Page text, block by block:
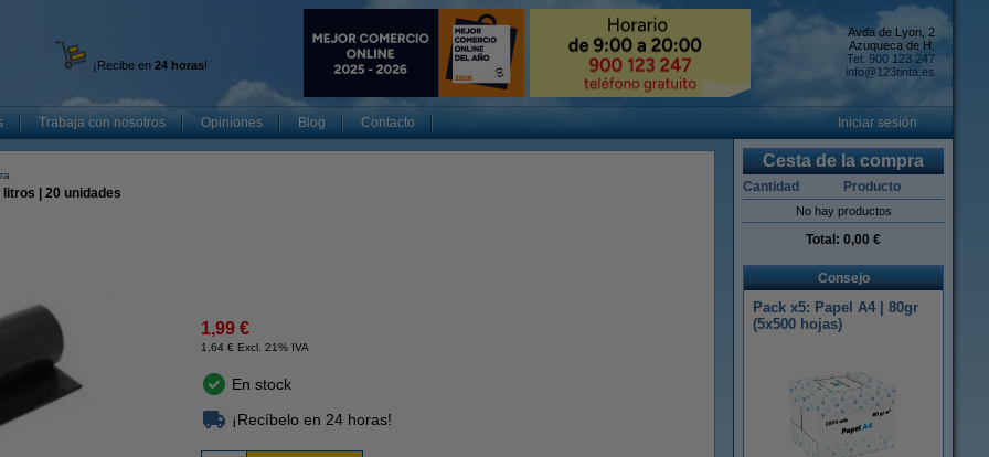
¡Recibe en 24 horas!
Avda de Lyon, 2
Azuqueca de H.
Tel: 900 123 247
info@123tinta.es
Trabaja con nosotros Opiniones Blog Contacto Iniciar sesión
| 20 unidades
1,99 €
1,64 € Excl. 21% IVA
En stock
¡Recíbelo en 24 horas!
Cesta de la compra
Cantidad Producto
No hay productos
Total: 0,00 €
Consejo
Pack x5: Papel A4 | 80gr
(5x500 hojas)